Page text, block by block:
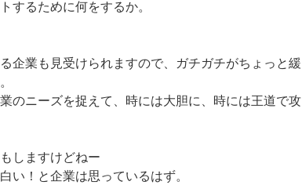
するために何をするか。
企業も見受けられますので、ガチガチがちょっと緩
のニーズを捉えて、時には大胆に、時には王道で攻
しますけどねー
い！と企業は思っているはず。